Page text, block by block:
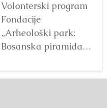
Volonterski program
Fondacije
„Arheološki park:
Bosanska piramida